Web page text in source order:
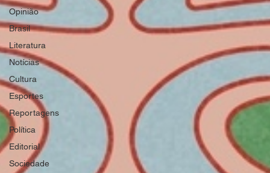
Opinião
Brasil
Literatura
Notícias
Cultura
Esportes
Reportagens
Política
Editorial
Sociedade